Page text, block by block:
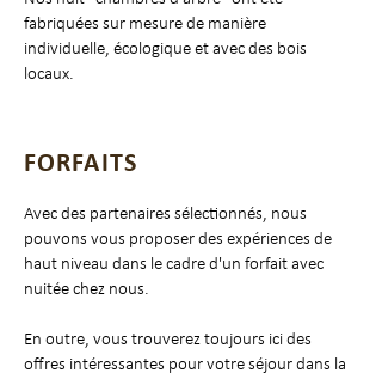
fabriquées sur mesure de manière
individuelle, écologique et avec des bois
locaux.
FORFAITS
Avec des partenaires sélectionnés, nous
pouvons vous proposer des expériences de
haut niveau dans le cadre d'un forfait avec
nuitée chez nous.
En outre, vous trouverez toujours ici des
offres intéressantes pour votre séjour dans la